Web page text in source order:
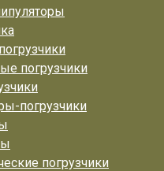
погрузчики
погрузчики
погрузчики